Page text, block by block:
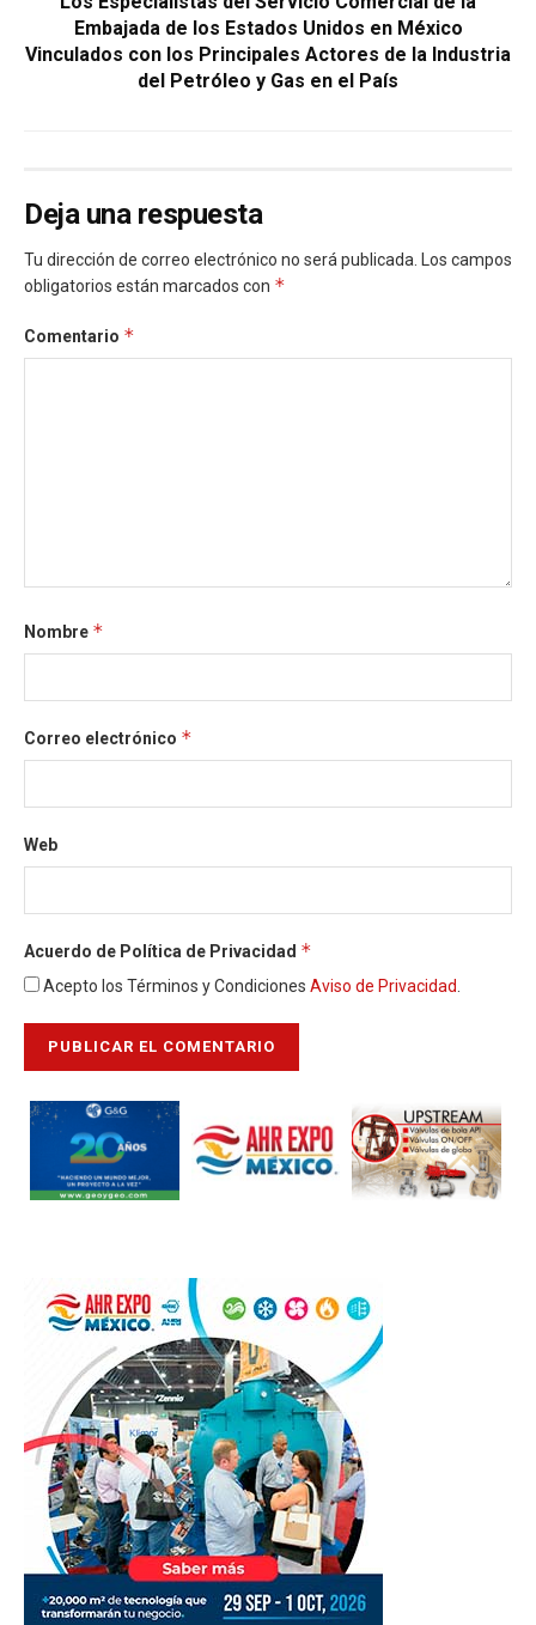
Embajada de los Estados Unidos en México
Vinculados con los Principales Actores de la Industria
del Petróleo y Gas en el País
Deja una respuesta
Tu dirección de correo electrónico no será publicada.
Los campos
obligatorios están marcados con *
Comentario *
Nombre *
Correo electrónico *
Web
Acuerdo de Política de Privacidad *
Acepto los Términos y Condiciones Aviso de Privacidad